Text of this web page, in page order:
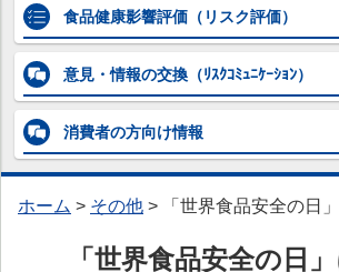
> 添加物専門調査会
> 農薬第一～第五専門調査会
> 動物用医薬品専門調査会
> 器具・容器包装専門調査会
> 汚染物質等専門調査会
> 微生物・ウイルス専門調査会
> プリオン専門調査会
食品健康影響評価 （リスク評価）
意見・情報の交換 （ﾘｽｸｺﾐｭﾆｹｰｼｮﾝ）
消費者の方向け情報
ホーム > その他 > 「世界食品安全の日
「世界食品安全の日